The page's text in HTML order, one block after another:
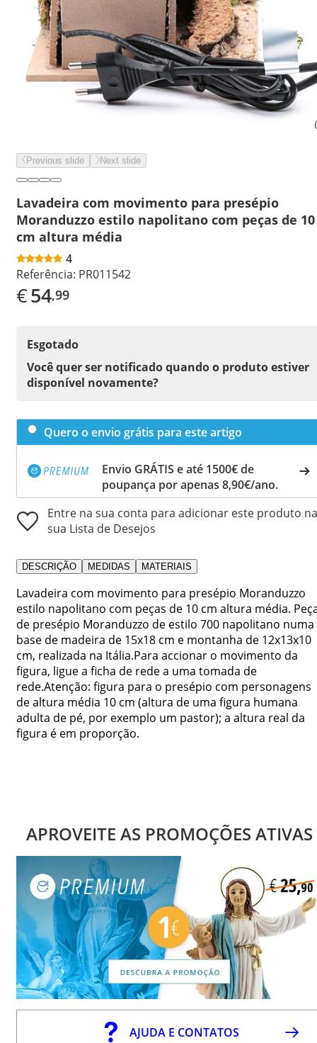
Previous slide Next slide
Lavadeira com movimento para presépio
Moranduzzo estilo napolitano com peças de 10
cm altura média
4
Referência: PR011542
€54,99
Esgotado
Você quer ser notificado quando o produto estiver
disponível novamente?
Quero o envio grátis para este artigo
Envio GRÁTIS e até 1500€ de
poupança por apenas 8,90€/ano.
Entre na sua conta para adicionar este produto na
sua Lista de Desejos
DESCRIÇÃO MEDIDAS MATERIAIS
Lavadeira com movimento para presépio Moranduzzo
estilo napolitano com peças de 10 cm altura média.
de presépio Moranduzzo de estilo 700 napolitano numa
base de madeira de 15x18 cm e montanha de 12x13x10
cm, realizada na Itália.Para accionar o movimento da
figura, ligue a ficha de rede a uma tomada de
rede.Atenção: figura para o presépio com personagens
de altura média 10 cm (altura de uma figura humana
adulta de pé, por exemplo um pastor); a altura real da
figura é em proporção.
APROVEITE AS PROMOÇÕES ATIVAS
AJUDA E CONTATOS